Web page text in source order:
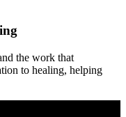
the work that
to healing, helping